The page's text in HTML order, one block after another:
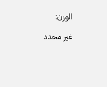
الوزن:
غير محدد